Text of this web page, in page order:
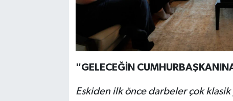
"GELECEĞİN
Eskiden ilk önce darbeler çok klasik